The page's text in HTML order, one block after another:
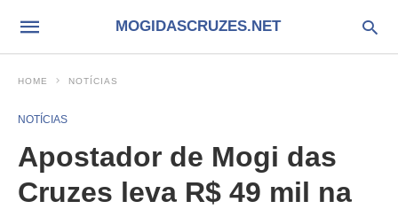
MOGIDASCRUZES.NET
HOME NOTÍCIAS
NOTÍCIAS
Apostador de Mogi das
Cruzes leva R$ 49 mil na